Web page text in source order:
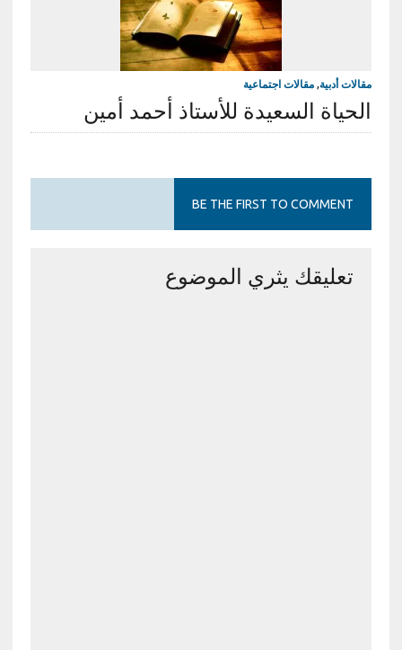
مقالات أدبية, مقالات اجتماعية
الحياة السعيدة للأستاذ أحمد أمين
BE THE FIRST TO COMMENT
تعليقك يثري الموضوع